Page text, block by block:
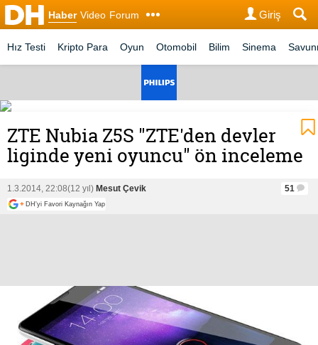
Haber Video Forum Giriş
Hız Testi Kripto Para Oyun Otomobil Bilim Sinema
ZTE Nubia Z5S "ZTE'den devler
liginde yeni oyuncu" ön inceleme
1.3.2014, 22:08(12 yıl) Mesut Çevik 51
+ DH'yi Favori Kaynağın Yap